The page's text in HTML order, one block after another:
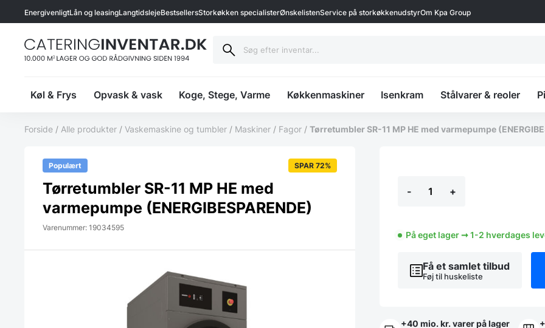
EnergivenligtLån og leasingLangtidslejeBestsellersStorkøkken specialisterØnskelistenService på storkøkkenudstyrOm Kpa Group
Køl & Frys Opvask & vask Koge, Stege, Varme Køkkenmaskiner Isenkram Stålvarer & reoler
Forside / Alle produkter / Vaskemaskine og tumbler / Maskiner / Fagor / Tørretumbler SR-11 MP HE med varmepumpe
Populært SPAR 72%
Tørretumbler SR-11 MP HE med
varmepumpe (ENERGIBESPARENDE)
Varenummer: 19034595
-
SR-
med
antal
+
På eget lager ➞ 1-2 hverdages
Få et samlet tilbud
Føj til huskeliste
+40 mio. kr. varer på lager